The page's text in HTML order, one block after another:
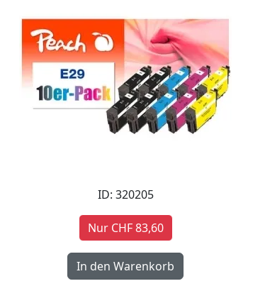
ID: 320205
Nur CHF 83,60